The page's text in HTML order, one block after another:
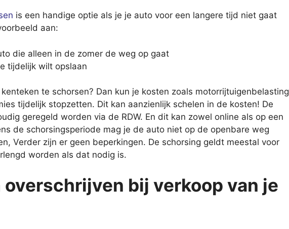
is een handige optie als je je auto voor een langere tijd niet gaat
aan:
die alleen in de zomer de weg op gaat
tijdelijk wilt opslaan
te schorsen? Dan kun je kosten zoals motorrijtuigenbelasting
tijdelijk stopzetten. Dit kan aanzienlijk schelen in de kosten! De
geregeld worden via de RDW. En dit kan zowel online als op een
de schorsingsperiode mag je de auto niet op de openbare weg
Verder zijn er geen beperkingen. De schorsing geldt meestal voor
worden als dat nodig is.
overschrijven bij verkoop van je